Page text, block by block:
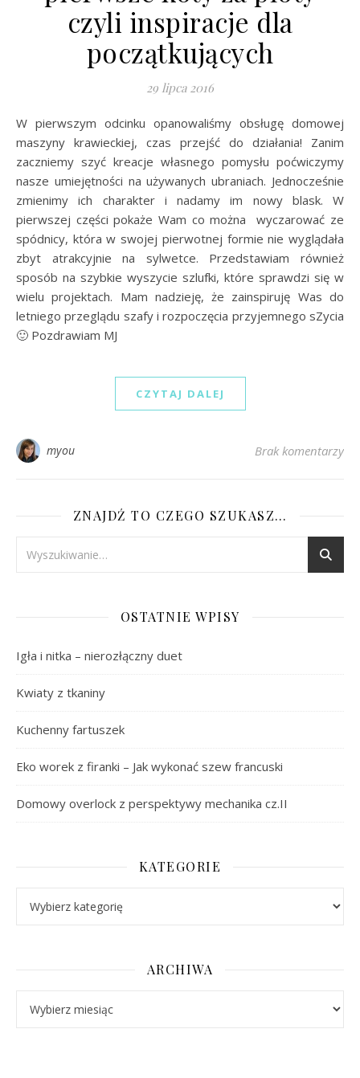
czyli inspiracje dla
początkujących
29 lipca 2016
W pierwszym odcinku opanowaliśmy obsługę domowej
maszyny krawieckiej, czas przejść do działania! Zanim
zaczniemy szyć kreacje własnego pomysłu poćwiczymy
nasze umiejętności na używanych ubraniach. Jednocześnie
zmienimy ich charakter i nadamy im nowy blask. W
pierwszej części pokaże Wam co można wyczarować ze
spódnicy, która w swojej pierwotnej formie nie wyglądała
zbyt atrakcyjnie na sylwetce. Przedstawiam również
sposób na szybkie wyszycie szlufki, które sprawdzi się w
wielu projektach. Mam nadzieję, że zainspiruję Was do
letniego przeglądu szafy i rozpoczęcia przyjemnego sZycia
🙂 Pozdrawiam MJ
CZYTAJ DALEJ
myou Brak komentarzy
ZNAJDŹ TO CZEGO SZUKASZ…
OSTATNIE WPISY
Igła i nitka – nierozłączny duet
Kwiaty z tkaniny
Kuchenny fartuszek
Eko worek z firanki – Jak wykonać szew francuski
Domowy overlock z perspektywy mechanika cz.II
KATEGORIE
ARCHIWA